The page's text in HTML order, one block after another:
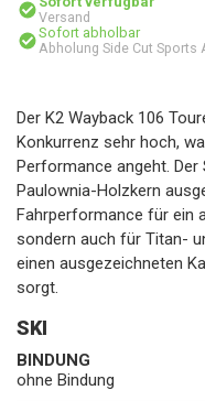
Versand
Sofort abholbar
Abholung Side Cut Sports
Der K2 Wayback 106
Konkurrenz sehr hoch,
Performance angeht.
Paulownia-Holzkern
Fahrperformance für ein
sondern auch für Titan-
einen ausgezeichneten
sorgt.
SKI
BINDUNG
ohne Bindung